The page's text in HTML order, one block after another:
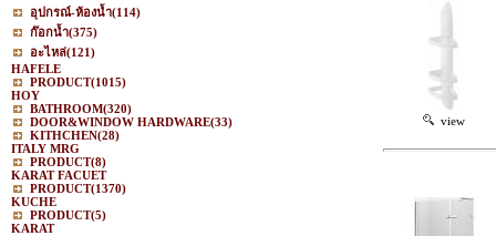
อุปกรณ์-ห้องน้ำ(114)
ก๊อกน้ำ(375)
อะไหล่(121)
HAFELE
PRODUCT(1015)
HOY
BATHROOM(320)
DOOR&WINDOW HARDWARE(33)
KITHCHEN(28)
ITALY MRG
PRODUCT(8)
KARAT FACUET
PRODUCT(1370)
KUCHE
PRODUCT(5)
KARAT
view